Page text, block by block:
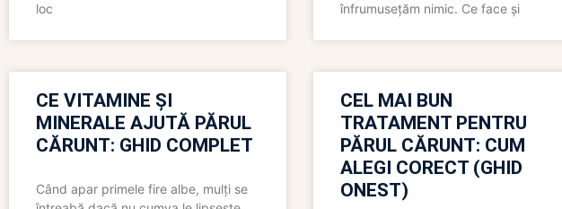
loc
înfrumusețăm nimic. Ce face și
CE VITAMINE ȘI
MINERALE AJUTĂ PĂRUL
CĂRUNT: GHID COMPLET
Când apar primele fire albe, mulți se
CEL MAI BUN
TRATAMENT PENTRU
PĂRUL CĂRUNT: CUM
ALEGI CORECT (GHID
ONEST)